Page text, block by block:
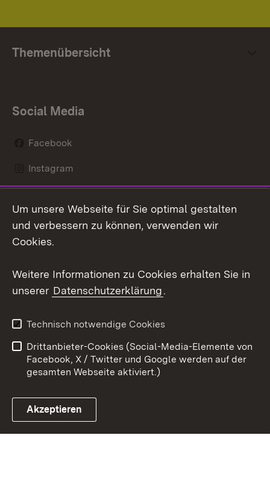
Themenübersicht
Social Media
Facebook
Instagram
Social Wall
Youtube
Link zum Landesportal
Kontakt
Datenschutz
Barrierefreiheit
Impressum Cookies
Um unsere Webseite für Sie optimal gestalten
und verbessern zu können, verwenden wir
Cookies.
Weitere Informationen zu Cookies erhalten Sie in
unserer Datenschutzerklärung.
Technisch notwendige Cookies
Drittanbieter-Cookies (Social-Media-Elemente von
Facebook, X / Twitter und Google werden auf der
gesamten Webseite aktiviert.)
Akzeptieren